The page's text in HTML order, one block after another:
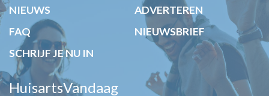
NIEUWS
ADVERTEREN
FAQ
NIEUWSBRIEF
SCHRIJF JE NU IN
HuisartsVandaag